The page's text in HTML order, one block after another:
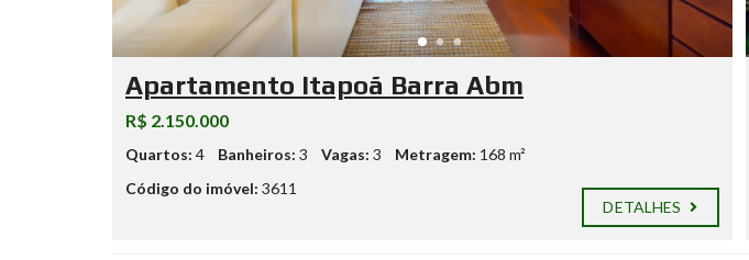
Apartamento Itapoã Barra Abm
R$ 2.150.000
Quartos: 4 Banheiros: 3 Vagas: 3 Metragem: 168 m²
Código do imóvel: 3611
DETALHES